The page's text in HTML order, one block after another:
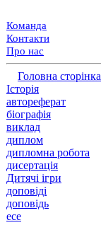
Команда
Контакти
Про нас
Головна сторінка
Історія
автореферат
біографія
виклад
диплом
дипломна робота
дисертація
Дитячі ігри
доповіді
доповідь
есе